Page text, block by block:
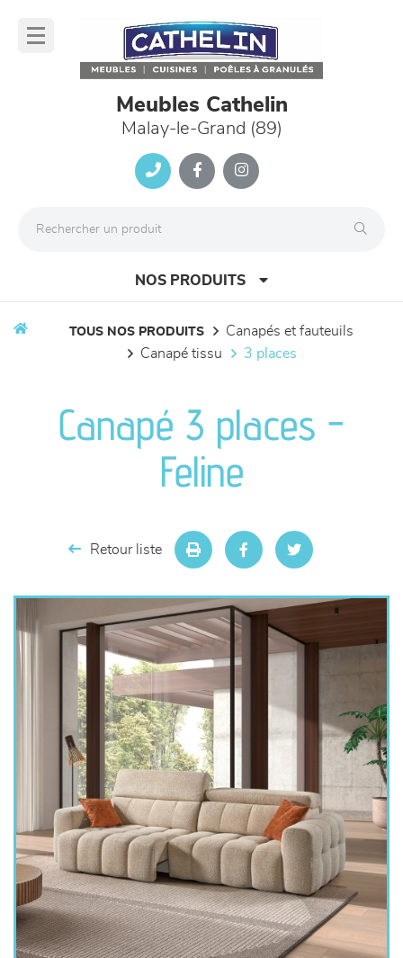
Meubles Cathelin
Malay-le-Grand (89)
NOS PRODUITS
séjours
meubles de complément
décoration
TOUS NOS PRODUITS
canapés et fauteuils
canapé tissu
3 places
Canapé 3 places -
Feline
Retour liste